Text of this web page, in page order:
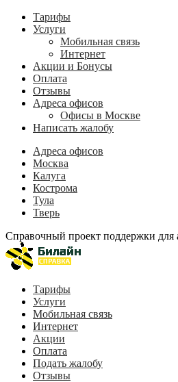
Тарифы
Услуги
Мобильная связь
Интернет
Акции и Бонусы
Оплата
Отзывы
Адреса офисов
Офисы в Москве
Написать жалобу
Адреса офисов
Москва
Калуга
Кострома
Тула
Тверь
Справочный проект поддержки для
Тарифы
Услуги
Мобильная связь
Интернет
Акции
Оплата
Подать жалобу
Отзывы